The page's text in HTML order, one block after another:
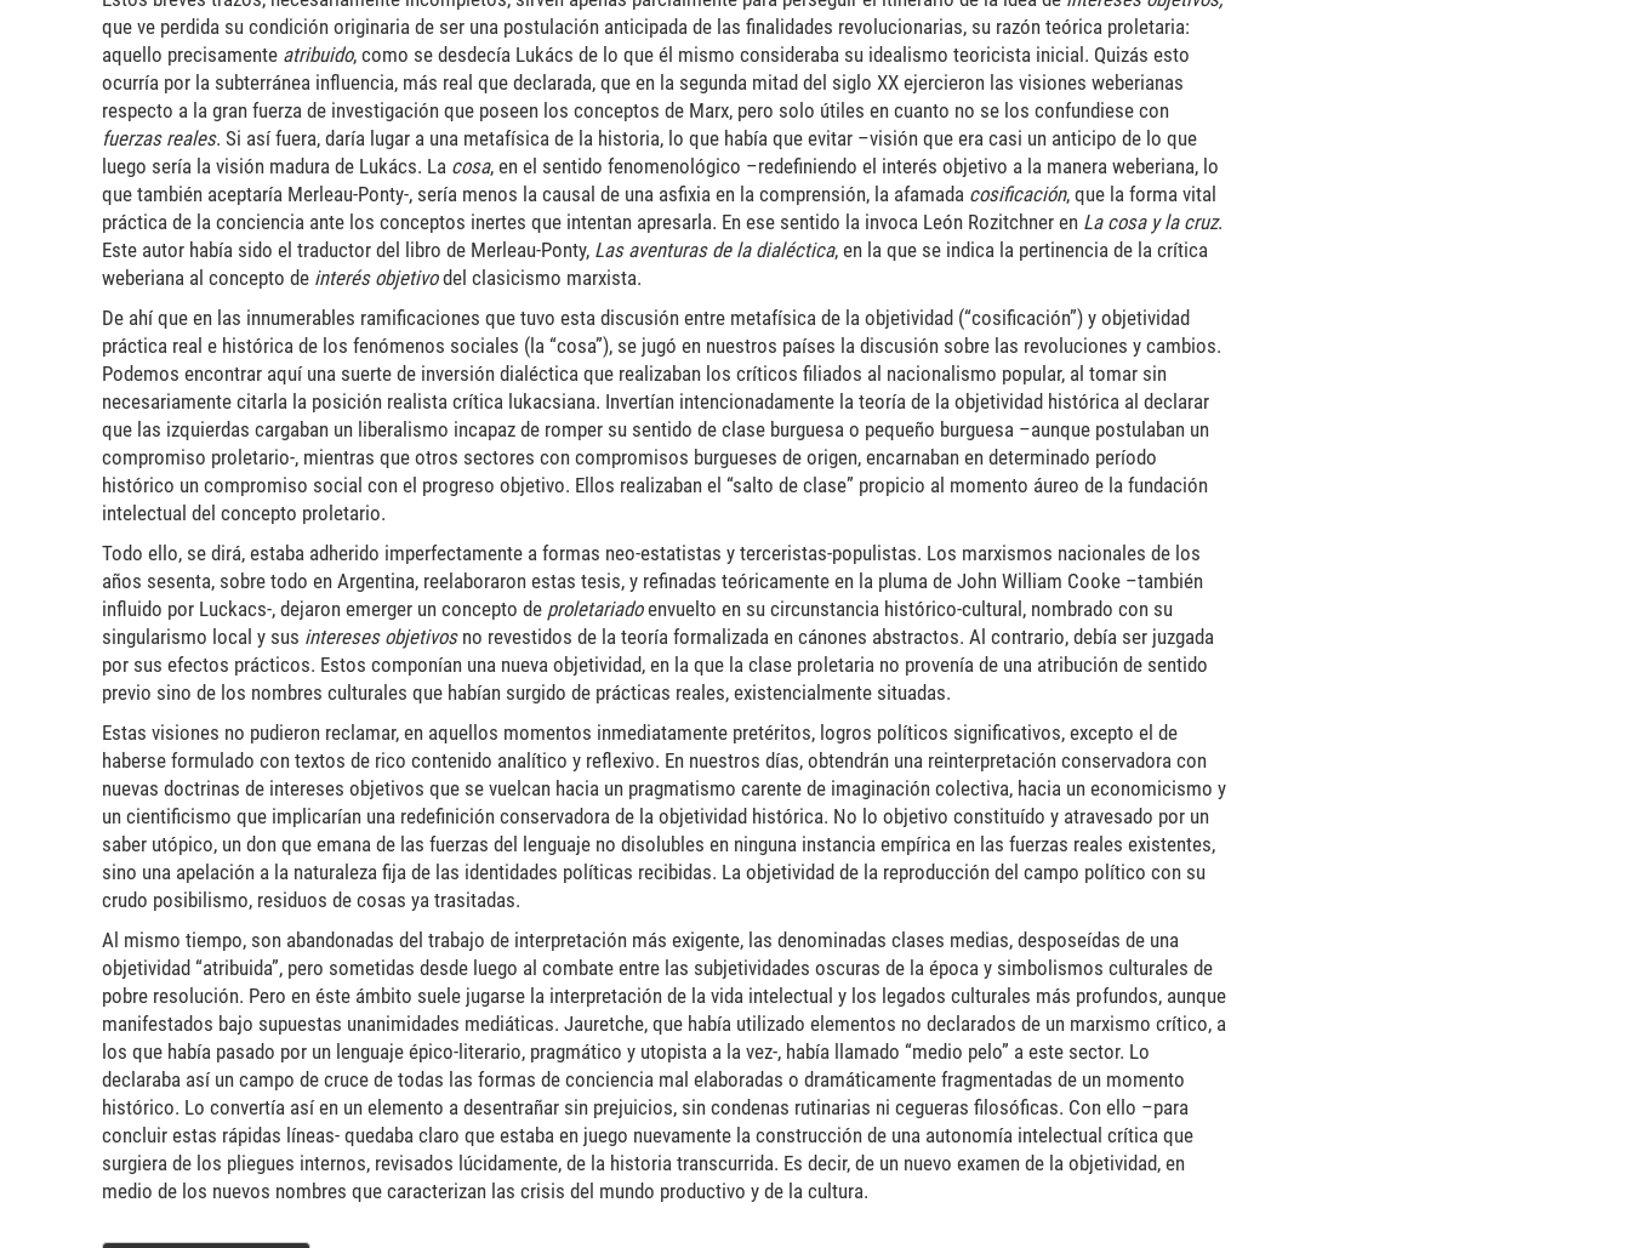
que ve perdida su condición originaria de ser una postulación anticipada de las finalidades revolucionarias, su razón teórica proletaria:
aquello precisamente atribuido, como se desdecía Lukács de lo que él mismo consideraba su idealismo teoricista inicial. Quizás esto
ocurría por la subterránea influencia, más real que declarada, que en la segunda mitad del siglo XX ejercieron las visiones weberianas
respecto a la gran fuerza de investigación que poseen los conceptos de Marx, pero solo útiles en cuanto no se los confundiese con
fuerzas reales. Si así fuera, daría lugar a una metafísica de la historia, lo que había que evitar –visión que era casi un anticipo de lo que
luego sería la visión madura de Lukács. La cosa, en el sentido fenomenológico –redefiniendo el interés objetivo a la manera weberiana, lo
que también aceptaría Merleau-Ponty-, sería menos la causal de una asfixia en la comprensión, la afamada cosificación, que la forma vital
práctica de la conciencia ante los conceptos inertes que intentan apresarla. En ese sentido la invoca León Rozitchner en La cosa y la cruz.
Este autor había sido el traductor del libro de Merleau-Ponty, Las aventuras de la dialéctica, en la que se indica la pertinencia de la crítica
weberiana al concepto de interés objetivodel clasicismo marxista.
De ahí que en las innumerables ramificaciones que tuvo esta discusión entre metafísica de la objetividad (“cosificación”) y objetividad
práctica real e histórica de los fenómenos sociales (la “cosa”), se jugó en nuestros países la discusión sobre las revoluciones y cambios.
Podemos encontrar aquí una suerte de inversión dialéctica que realizaban los críticos filiados al nacionalismo popular, al tomar sin
necesariamente citarla la posición realista crítica lukacsiana. Invertían intencionadamente la teoría de la objetividad histórica al declarar
que las izquierdas cargaban un liberalismo incapaz de romper su sentido de clase burguesa o pequeño burguesa –aunque postulaban un
compromiso proletario-, mientras que otros sectores con compromisos burgueses de origen, encarnaban en determinado período
histórico un compromiso social con el progreso objetivo. Ellos realizaban el “salto de clase” propicio al momento áureo de la fundación
intelectual del concepto proletario.
Todo ello, se dirá, estaba adherido imperfectamente a formas neo-estatistas y terceristas-populistas. Los marxismos nacionales de los
años sesenta, sobre todo en Argentina, reelaboraron estas tesis, y refinadas teóricamente en la pluma de John William Cooke –también
influido por Luckacs-, dejaron emerger un concepto de proletariadoenvuelto en su circunstancia histórico-cultural, nombrado con su
singularismo local y sus intereses objetivosno revestidos de la teoría formalizada en cánones abstractos. Al contrario, debía ser juzgada
por sus efectos prácticos. Estos componían una nueva objetividad, en la que la clase proletaria no provenía de una atribución de sentido
previo sino de los nombres culturales que habían surgido de prácticas reales, existencialmente situadas.
Estas visiones no pudieron reclamar, en aquellos momentos inmediatamente pretéritos, logros políticos significativos, excepto el de
haberse formulado con textos de rico contenido analítico y reflexivo. En nuestros días, obtendrán una reinterpretación conservadora con
nuevas doctrinas de intereses objetivos que se vuelcan hacia un pragmatismo carente de imaginación colectiva, hacia un economicismo y
un cientificismo que implicarían una redefinición conservadora de la objetividad histórica. No lo objetivo constituído y atravesado por un
saber utópico, un don que emana de las fuerzas del lenguaje no disolubles en ninguna instancia empírica en las fuerzas reales existentes,
sino una apelación a la naturaleza fija de las identidades políticas recibidas. La objetividad de la reproducción del campo político con su
crudo posibilismo, residuos de cosas ya trasitadas.
Al mismo tiempo, son abandonadas del trabajo de interpretación más exigente, las denominadas clases medias, desposeídas de una
objetividad “atribuida”, pero sometidas desde luego al combate entre las subjetividades oscuras de la época y simbolismos culturales de
pobre resolución. Pero en éste ámbito suele jugarse la interpretación de la vida intelectual y los legados culturales más profundos, aunque
manifestados bajo supuestas unanimidades mediáticas. Jauretche, que había utilizado elementos no declarados de un marxismo crítico, a
los que había pasado por un lenguaje épico-literario, pragmático y utopista a la vez-, había llamado “medio pelo” a este sector. Lo
declaraba así un campo de cruce de todas las formas de conciencia mal elaboradas o dramáticamente fragmentadas de un momento
histórico. Lo convertía así en un elemento a desentrañar sin prejuicios, sin condenas rutinarias ni cegueras filosóficas. Con ello –para
concluir estas rápidas líneas- quedaba claro que estaba en juego nuevamente la construcción de una autonomía intelectual crítica que
surgiera de los pliegues internos, revisados lúcidamente, de la historia transcurrida. Es decir, de un nuevo examen de la objetividad, en
medio de los nuevos nombres que caracterizan las crisis del mundo productivo y de la cultura.